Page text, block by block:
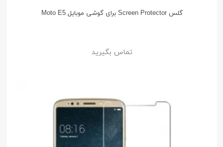
گلس Screen Protector برای گوشی موبایل Moto E5
تماس بگیرید